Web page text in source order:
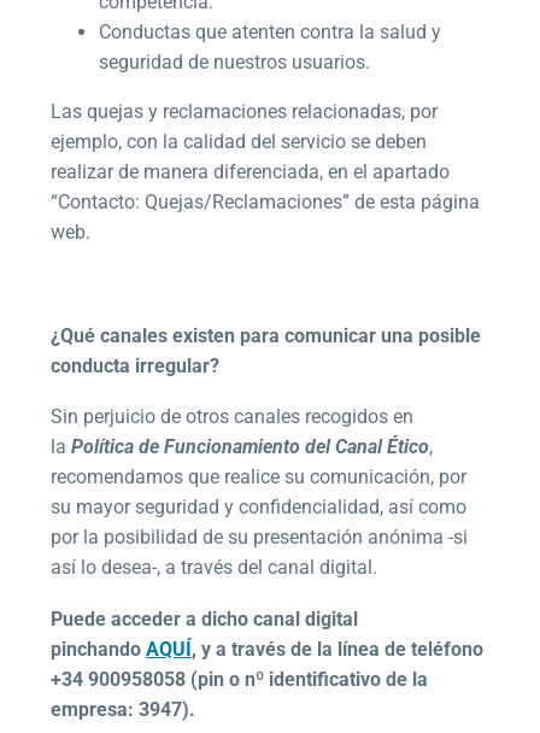
Conductas que atenten contra la salud y
seguridad de nuestros usuarios.
Las quejas y reclamaciones relacionadas, por
ejemplo, con la calidad del servicio se deben
realizar de manera diferenciada, en el apartado
“Contacto: Quejas/Reclamaciones” de esta página
web.
¿Qué canales existen para comunicar una posible
conducta irregular?
Sin perjuicio de otros canales recogidos en
la Política de Funcionamiento del Canal Ético,
recomendamos que realice su comunicación, por
su mayor seguridad y confidencialidad, así como
por la posibilidad de su presentación anónima -si
así lo desea-, a través del canal digital.
Puede acceder a dicho canal digital
pinchando AQUÍ, y a través de la línea de teléfono
+34 900958058 (pin o nº identificativo de la
empresa: 3947).